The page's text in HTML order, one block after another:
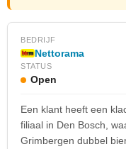
BEDRIJF
Nettorama
STATUS
Open
Een klant heeft een
filiaal in Den Bosch,
Grimbergen dubbel